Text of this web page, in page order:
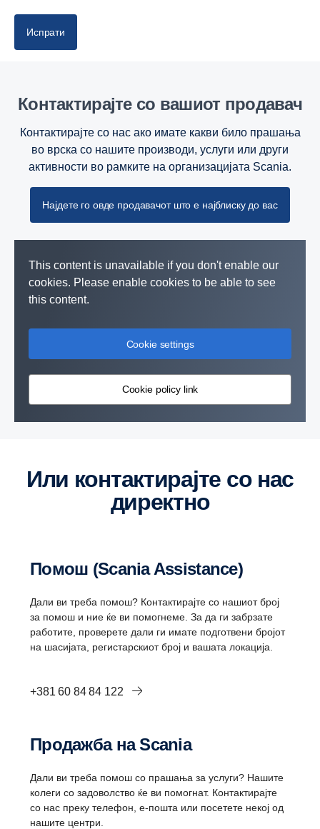
Испрати
Контактирајте со вашиот продавач
Контактирајте со нас ако имате какви било прашања
во врска со нашите производи, услуги или други
активности во рамките на организацијата Scania.
Најдете го овде продавачот што е најблиску до вас
This content is unavailable if you don't enable our
cookies. Please enable cookies to be able to see
this content.
Cookie settings
Cookie policy link
Или контактирајте со нас
директно
Помош (Scania Assistance)
Дали ви треба помош? Контактирајте со нашиот број
за помош и ние ќе ви помогнеме. За да ги забрзате
работите, проверете дали ги имате подготвени бројот
на шасијата, регистарскиот број и вашата локација.
+381 60 84 84 122
Продажба на Scania
Дали ви треба помош со прашања за услуги? Нашите
колеги со задоволство ќе ви помогнат. Контактирајте
со нас преку телефон, е-пошта или посетете некој од
нашите центри.